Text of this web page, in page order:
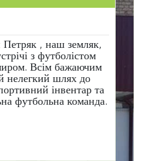
Петряк , наш земляк,
з футболістом
Всім бажаючим
нелегкий шлях до
інвентар та
футбольна команда.